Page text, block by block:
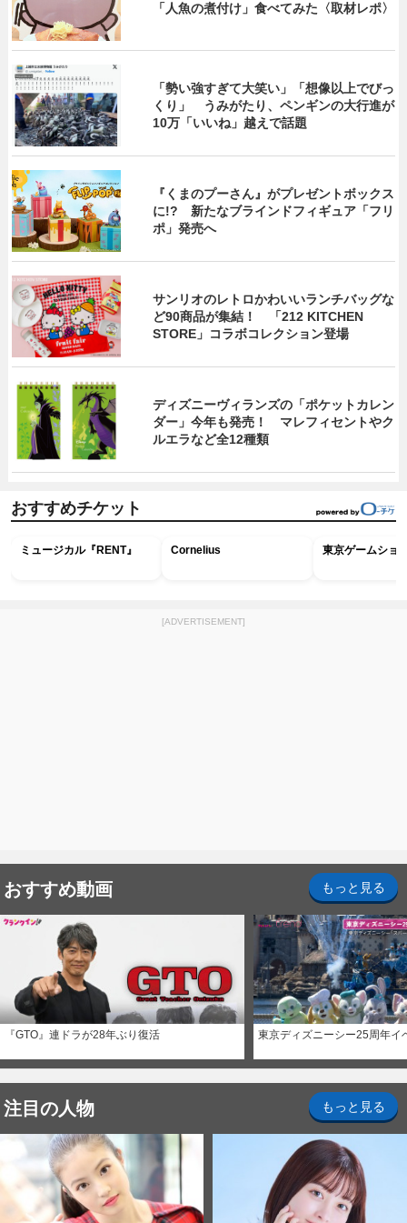
「人魚の煮付け」食べてみた〈取材レポ〉
「勢い強すぎて大笑い」「想像以上でびっ
くり」 うみがたり、ペンギンの大行進が
10万「いいね」越えで話題
『くまのプーさん』がプレゼントボックス
に!? 新たなブラインドフィギュア「フリ
ポ」発売へ
サンリオのレトロかわいいランチバッグな
ど90商品が集結！ 「212 KITCHEN
STORE」コラボコレクション登場
ディズニーヴィランズの「ポケットカレン
ダー」今年も発売！ マレフィセントやク
ルエラなど全12種類
おすすめチケット
ミュージカル『RENT』 Cornelius 東京ゲームショ
[ADVERTISEMENT]
おすすめ動画 もっと見る
『GTO』連ドラが28年ぶり復活 東京ディズニーシー25周年イ
注目の人物 もっと見る